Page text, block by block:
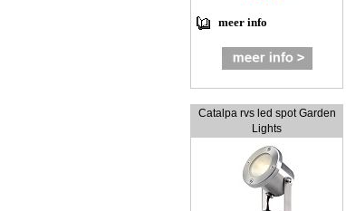
meer info
Catalpa rvs led spot Garden
Lights